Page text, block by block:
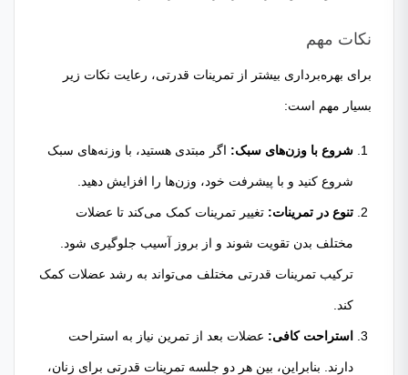
نکات مهم
برای بهره‌برداری بیشتر از تمرینات قدرتی، رعایت نکات زیر
بسیار مهم است:
شروع با وزن‌های سبک: اگر مبتدی هستید، با وزنه‌های سبک
شروع کنید و با پیشرفت خود، وزن‌ها را افزایش دهید.
تنوع در تمرینات: تغییر تمرینات کمک می‌کند تا عضلات
مختلف بدن تقویت شوند و از بروز آسیب جلوگیری شود.
ترکیب تمرینات قدرتی مختلف می‌تواند به رشد عضلات کمک
کند.
استراحت کافی: عضلات بعد از تمرین نیاز به استراحت
دارند. بنابراین، بین هر دو جلسه تمرینات قدرتی برای زنان،